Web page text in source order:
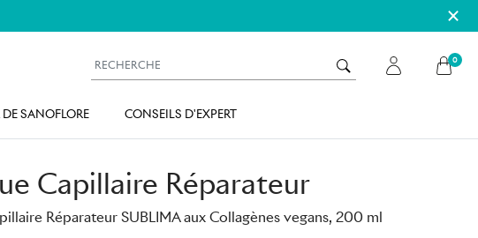
×
0
SANOFLORE CONSEILS D'EXPERT
Capillaire Réparateur
Réparateur SUBLIMA aux Collagènes vegans, 200 ml